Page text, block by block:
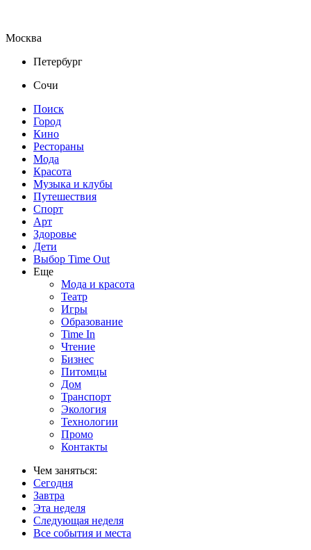
Москва
Петербург
Сочи
Поиск
Город
Кино
Рестораны
Мода
Красота
Музыка и клубы
Путешествия
Спорт
Арт
Здоровье
Дети
Выбор Time Out
Еще
Мода и красота
Театр
Игры
Образование
Time In
Чтение
Бизнес
Питомцы
Дом
Транспорт
Экология
Технологии
Промо
Контакты
Чем заняться:
Сегодня
Завтра
Эта неделя
Следующая неделя
Все события и места